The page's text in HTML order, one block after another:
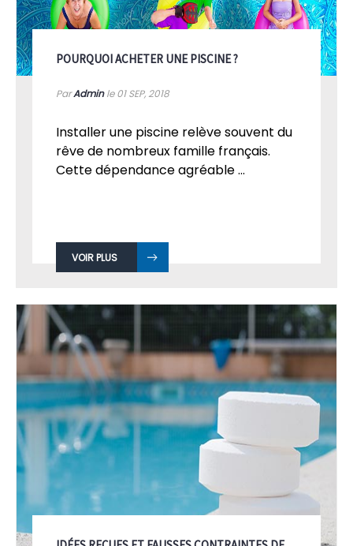
POURQUOI ACHETER UNE PISCINE ?
ParAdminle 01SEP, 2018
Installer une piscine relève souvent du
rêve de nombreux famille français.
Cette dépendance agréable ...
VOIR PLUS